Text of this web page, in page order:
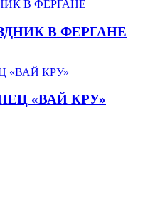
В ФЕРГАНЕ
«ВАЙ КРУ»